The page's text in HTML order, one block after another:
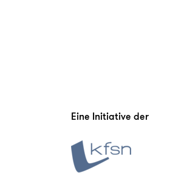
Eine Initiative der